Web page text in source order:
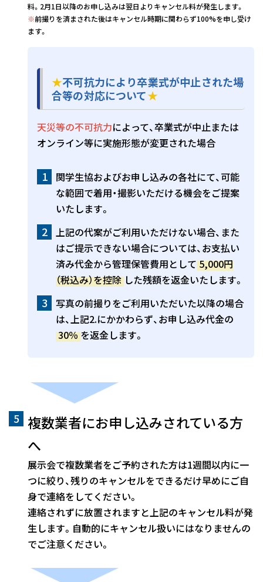
料。2月1日以降のお申し込みは翌日よりキャンセル料が発生します。
※前撮りを済まされた後はキャンセル時期に関わらず100%を申し受け
ます。
★不可抗力により卒業式が中止された場
合等の対応について★
天災等の不可抗力によって、卒業式が中止または
オンライン等に実施形態が変更された場合
関学生協およびお申し込みの各社にて、可能
な範囲で着用・撮影いただける機会をご提案
いたします。
上記の代案がご利用いただけない場合、また
はご提示できない場合については、お支払い
済み代金から管理保管費用として 5,000円
（税込み）を控除 した残額を返金いたします。
写真の前撮りをご利用いただいた以降の場合
は、上記2.にかかわらず、お申し込み代金の
30％ を返金します。
複数業者にお申し込みされている方
へ
展示会で複数業者をご予約された方は1週間以内に一
つに絞り、残りのキャンセルをできるだけ早めにご自
身で連絡をしてください。
連絡されずに放置されますと上記のキャンセル料が発
生します。自動的にキャンセル扱いにはなりませんの
でご注意ください。